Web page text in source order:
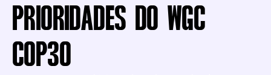
PRIORIDADES DO WGC
COP30